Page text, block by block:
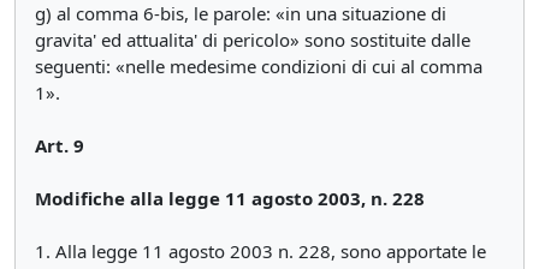
g) al comma 6-bis, le parole: «in una situazione di
gravita' ed attualita' di pericolo» sono sostituite dalle
seguenti: «nelle medesime condizioni di cui al comma
1».
Art. 9
Modifiche alla legge 11 agosto 2003, n. 228
1. Alla legge 11 agosto 2003 n. 228, sono apportate le